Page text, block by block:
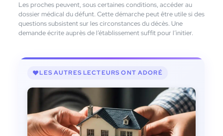
Les proches peuvent, sous certaines conditions, accéder au
dossier médical du défunt. Cette démarche peut être utile si des
questions subsistent sur les circonstances du décès. Une
demande écrite auprès de l’établissement suffit pour l’initier.
LES AUTRES LECTEURS ONT ADORÉ